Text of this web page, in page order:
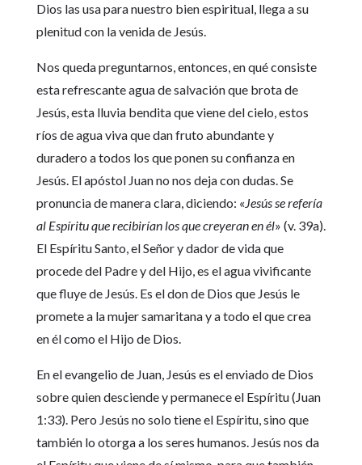
Dios las usa para nuestro bien espiritual, llega a su
plenitud con la venida de Jesús.
Nos queda preguntarnos, entonces, en qué consiste
esta refrescante agua de salvación que brota de
Jesús, esta lluvia bendita que viene del cielo, estos
ríos de agua viva que dan fruto abundante y
duradero a todos los que ponen su confianza en
Jesús. El apóstol Juan no nos deja con dudas. Se
pronuncia de manera clara, diciendo: «Jesús se refería
al Espíritu que recibirían los que creyeran en él» (v. 39a).
El Espíritu Santo, el Señor y dador de vida que
procede del Padre y del Hijo, es el agua vivificante
que fluye de Jesús. Es el don de Dios que Jesús le
promete a la mujer samaritana y a todo el que crea
en él como el Hijo de Dios.
En el evangelio de Juan, Jesús es el enviado de Dios
sobre quien desciende y permanece el Espíritu (Juan
1:33). Pero Jesús no solo tiene el Espíritu, sino que
también lo otorga a los seres humanos. Jesús nos da